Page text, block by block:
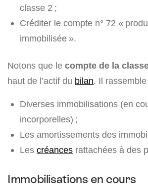
classe 2 ;
Créditer le compte n° 72 «
immobilisée ».
Notons que le compte de la
haut de l’actif du bilan. Il rassemble
Diverses immobilisations (en
incorporelles) ;
Les amortissements des
Les créances rattachées à des
Immobilisations en cours